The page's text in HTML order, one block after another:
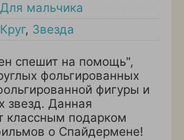
Для мальчика
Круг, Звезда
спешит на помощь",
фольгированных
фигуры и
звезд. Данная
классным подарком
о Спайдермене!